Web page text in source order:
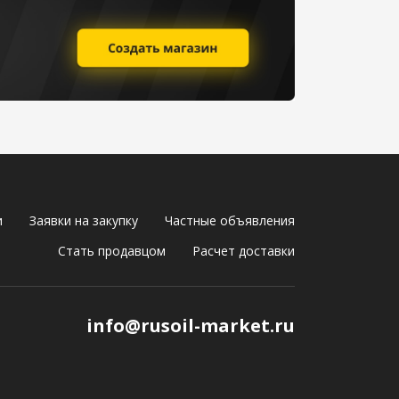
Заявки на закупку
Частные объявления
Стать продавцом
Расчет доставки
info@rusoil-market.ru